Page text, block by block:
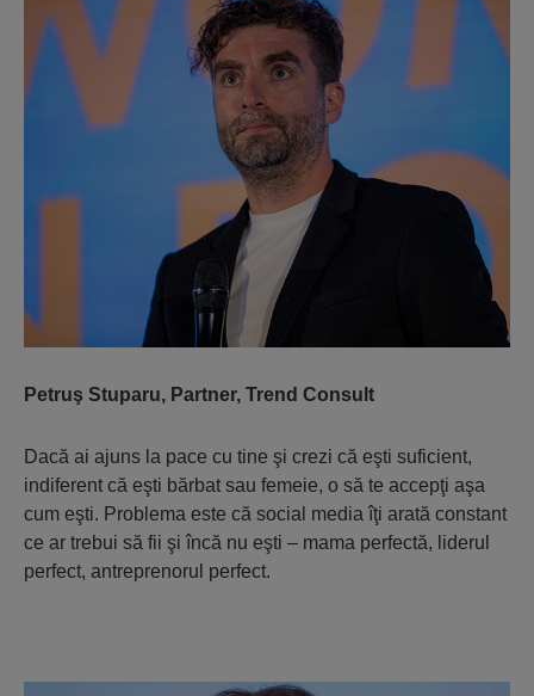
Petruş Stuparu, Partner, Trend Consult
Dacă ai ajuns la pace cu tine şi crezi că eşti suficient,
indiferent că eşti bărbat sau femeie, o să te accepţi aşa
cum eşti. Problema este că social media îţi arată constant
ce ar trebui să fii şi încă nu eşti – mama perfectă, liderul
perfect, antreprenorul perfect.